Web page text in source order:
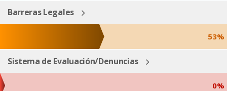
Barreras Legales
53%
Sistema de Evaluación/Denuncias
0%